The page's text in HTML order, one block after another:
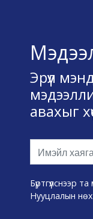
Эрүүл
авахыг
Бүртгүүлснээр
Нууцлалын
Үйлчилгээний
Нууц хадгалах
Холбоо барих
Өвчин А-Я
Эмнэлэг хайх
Эрүүл мэндийн